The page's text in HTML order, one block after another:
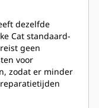
dezelfde
Cat standaard-
geen
voor
zodat er minder